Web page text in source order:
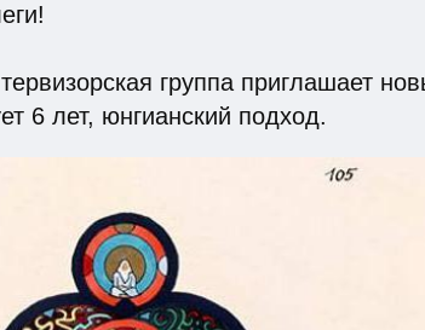
группа приглашает
6 лет, юнгианский подход.